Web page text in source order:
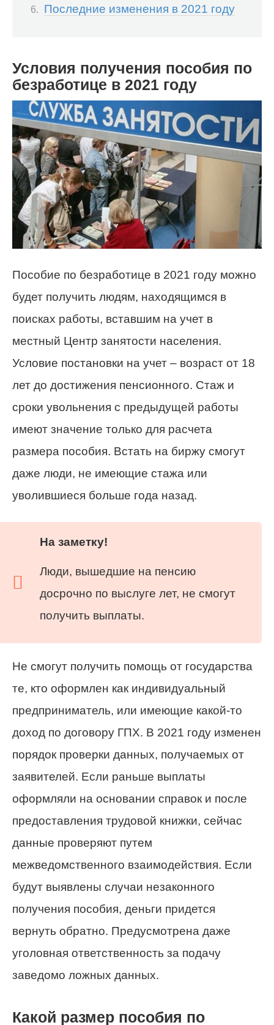
Последние изменения в 2021 году
Условия получения пособия по
безработице в 2021 году
Пособие по безработице в 2021 году можно
будет получить людям, находящимся в
поисках работы, вставшим на учет в
местный Центр занятости населения.
Условие постановки на учет – возраст от 18
лет до достижения пенсионного. Стаж и
сроки увольнения с предыдущей работы
имеют значение только для расчета
размера пособия. Встать на биржу смогут
даже люди, не имеющие стажа или
уволившиеся больше года назад.
На заметку!
Люди, вышедшие на пенсию
досрочно по выслуге лет, не смогут
получить выплаты.
Не смогут получить помощь от государства
те, кто оформлен как индивидуальный
предприниматель, или имеющие какой-то
доход по договору ГПХ. В 2021 году изменен
порядок проверки данных, получаемых от
заявителей. Если раньше выплаты
оформляли на основании справок и после
предоставления трудовой книжки, сейчас
данные проверяют путем
межведомственного взаимодействия. Если
будут выявлены случаи незаконного
получения пособия, деньги придется
вернуть обратно. Предусмотрена даже
уголовная ответственность за подачу
заведомо ложных данных.
Какой размер пособия по